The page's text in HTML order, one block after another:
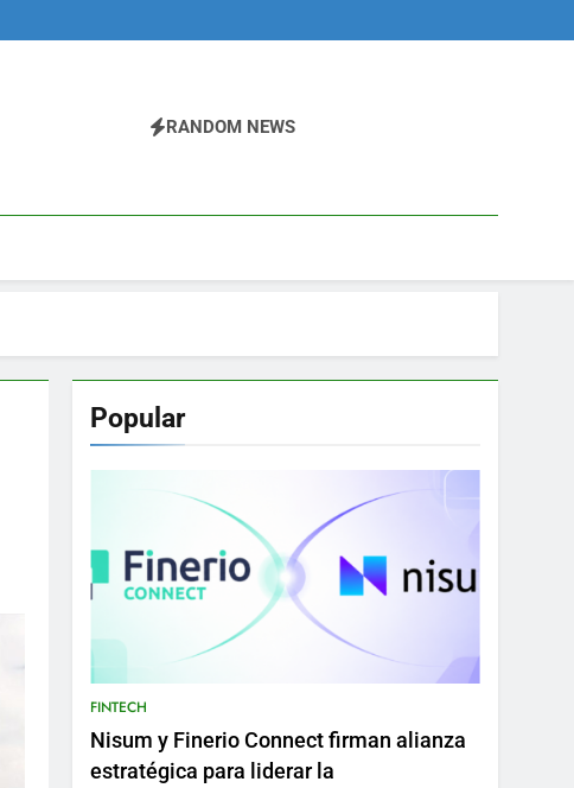
RANDOM NEWS
Popular
FINTECH
Nisum y Finerio Connect firman alianza
estratégica para liderar la